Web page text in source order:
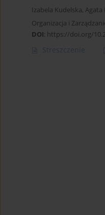
Izabela Kudelska, Agata
Organizacja i
DOI: https://doi.org/
Streszczenie